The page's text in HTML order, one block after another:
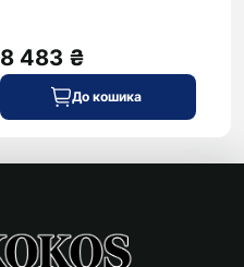
8 483 ₴
До кошика